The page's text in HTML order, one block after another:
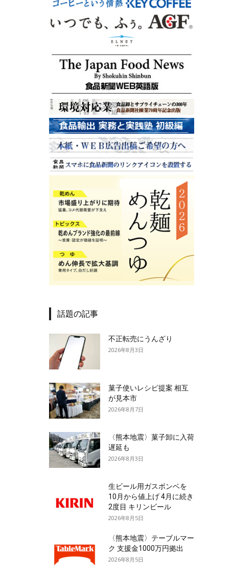
話題の記事
不正転売にうんざり
2026年8月3日
菓子使いレシピ提案 相互
が見本市
2026年8月7日
〈熊本地震〉菓子卸に入荷
遅延も
2026年8月3日
生ビール用ガスボンベを
10月から値上げ 4月に続き
2度目 キリンビール
2026年8月5日
〈熊本地震〉テーブルマー
ク 支援金1000万円拠出
2026年8月5日